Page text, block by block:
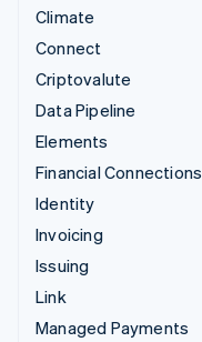
Climate
Connect
Criptovalute
Data Pipeline
Elements
Financial Connections
Identity
Invoicing
Issuing
Link
Managed Payments